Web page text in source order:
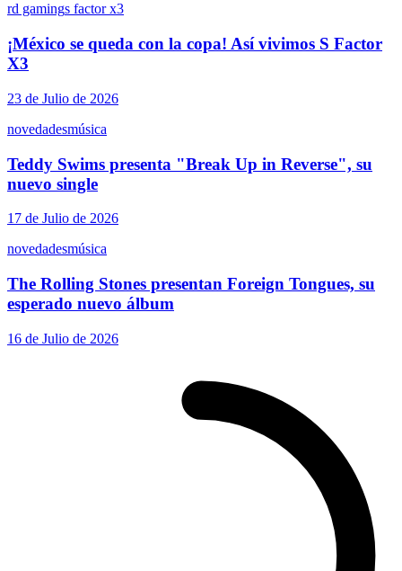
rd gamings factor x3
¡México se queda con la copa! Así vivimos S Factor
X3
23 de Julio de 2026
novedadesmúsica
Teddy Swims presenta "Break Up in Reverse", su
nuevo single
17 de Julio de 2026
novedadesmúsica
The Rolling Stones presentan Foreign Tongues, su
esperado nuevo álbum
16 de Julio de 2026